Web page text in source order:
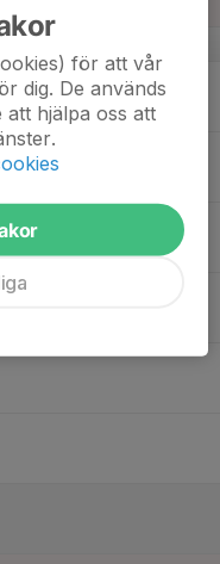
för att vår
dig. De används
hjälpa oss att